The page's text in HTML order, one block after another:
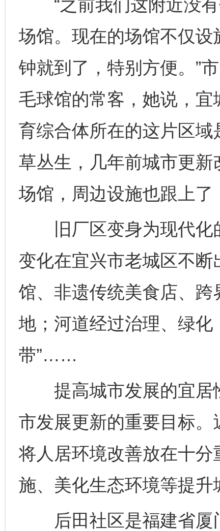
“之前我们这附近没有
场馆。现在的场馆不仅
钟就到了，特别方便。”
毛球馆的常客，她说，
育综合体所在的这片区
草丛生，几年前城市更
场馆，周边设施也跟上
旧厂区变身为现代化
变化在宜兴市老城区不
馆、非遗传统美食店、
地；河道经过治理、绿化
带”……
提高城市发展的宜居
市发展更新的重要目标
将人居环境改善放在十
施、美化生态环境等提
后田社区是福建省厦